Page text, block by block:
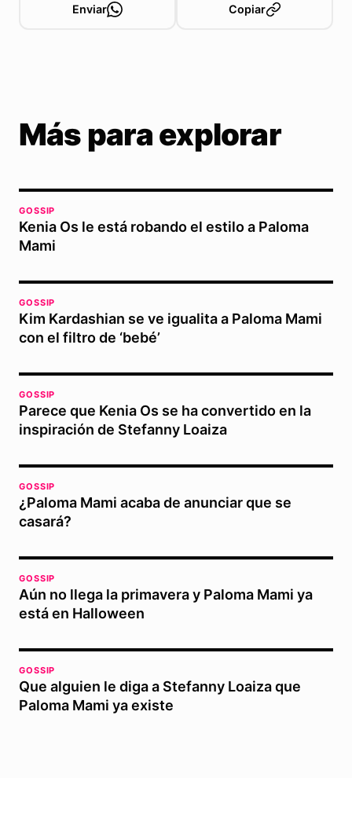
Enviar Copiar
Más para explorar
GOSSIP
Kenia Os le está robando el estilo a Paloma
Mami
GOSSIP
Kim Kardashian se ve igualita a Paloma Mami
con el filtro de ‘bebé’
GOSSIP
Parece que Kenia Os se ha convertido en la
inspiración de Stefanny Loaiza
GOSSIP
¿Paloma Mami acaba de anunciar que se
casará?
GOSSIP
Aún no llega la primavera y Paloma Mami ya
está en Halloween
GOSSIP
Que alguien le diga a Stefanny Loaiza que
Paloma Mami ya existe